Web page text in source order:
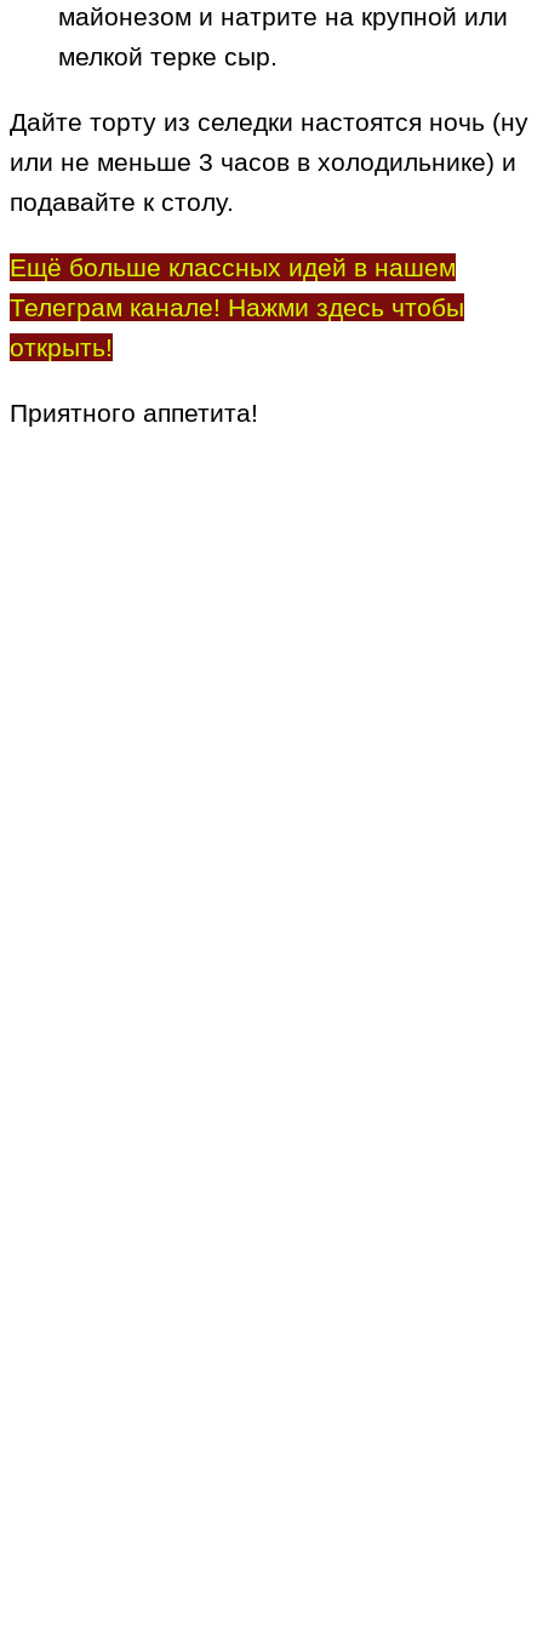
майонезом и натрите на крупной или
мелкой терке сыр.
Дайте торту из селедки настоятся ночь (ну
или не меньше 3 часов в холодильнике) и
подавайте к столу.
Ещё больше классных идей в нашем
Телеграм канале! Нажми здесь чтобы
открыть!
Приятного аппетита!